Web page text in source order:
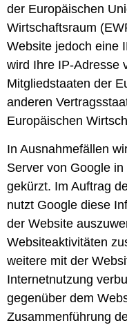
der Europäischen
Wirtschaftsraum
Website jedoch eine
wird Ihre IP-Adresse
Mitgliedstaaten der
anderen
Europäischen
In Ausnahmefällen
Server von Google
gekürzt. Im Auftrag
nutzt Google diese
der Website
Websiteaktivitäten
weitere mit der
Internetnutzung
gegenüber dem
Zusammenführung